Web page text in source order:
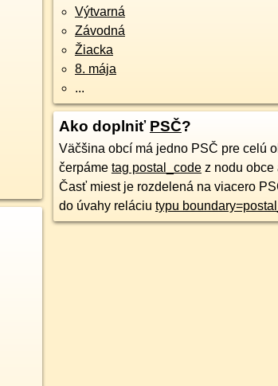
Výtvarná
Závodná
Žiacka
8. mája
...
Ako doplniť PSČ?
Väčšina obcí má jedno PSČ pre celú
čerpáme tag postal_codez nodu obce
Časť miest je rozdelená na viacero
do úvahy reláciu typu